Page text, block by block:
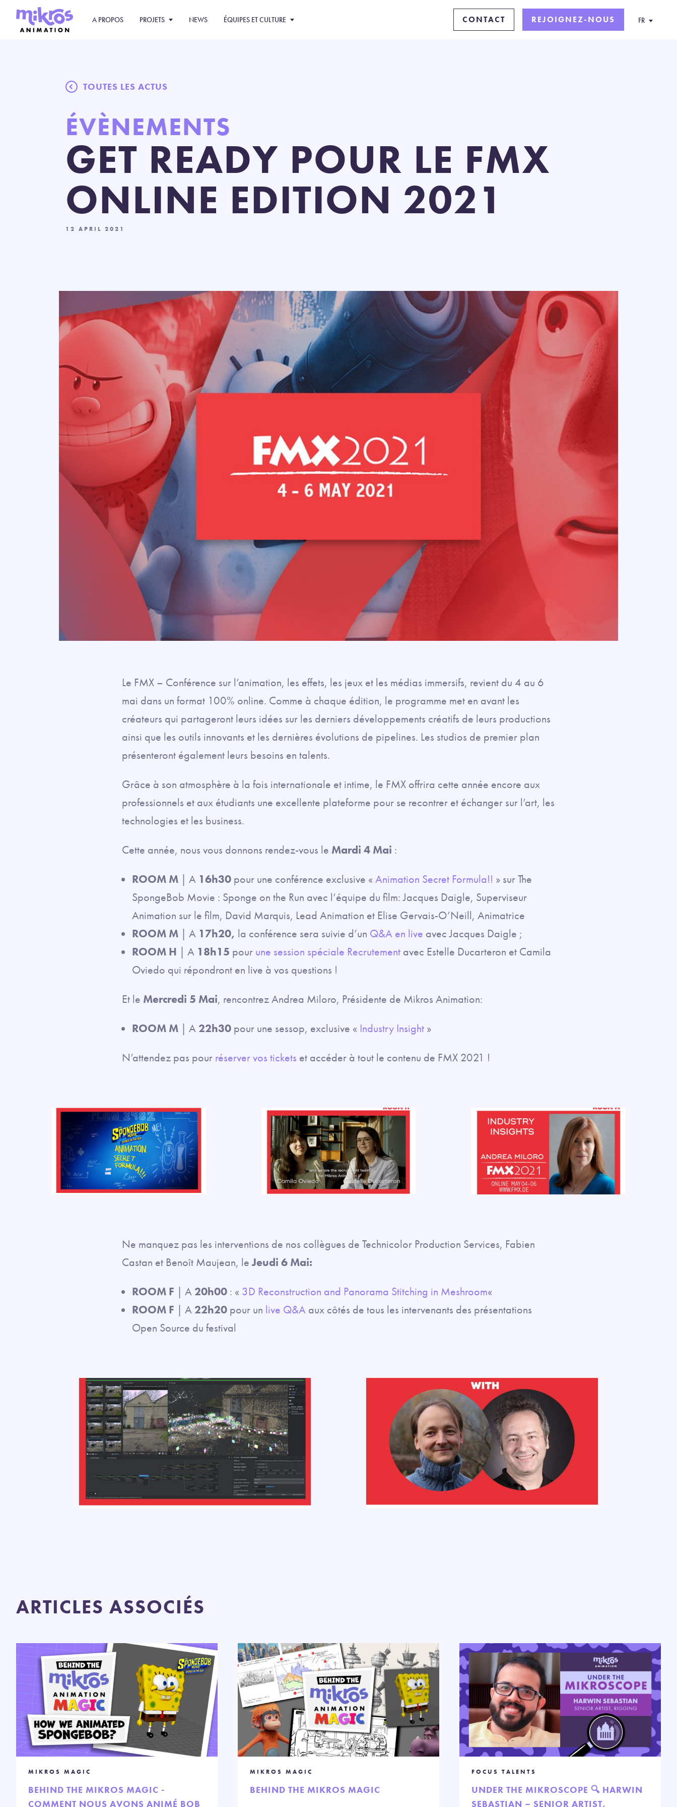
A PROPOS PROJETS NEWS ÉQUIPES ET CULTURE CONTACT REJOIGNEZ-NOUS FR
TOUTES LES ACTUS
ÉVÈNEMENTS
GET READY POUR LE FMX
ONLINE EDITION 2021
12 APRIL 2021
Le FMX – Conférence sur l’animation, les effets, les jeux et les médias immersifs, revient du 4 au 6
mai dans un format 100% online. Comme à chaque édition, le programme met en avant les
créateurs qui partageront leurs idées sur les derniers développements créatifs de leurs productions
ainsi que les outils innovants et les dernières évolutions de pipelines. Les studios de premier plan
présenteront également leurs besoins en talents.
Grâce à son atmosphère à la fois internationale et intime, le FMX offrira cette année encore aux
professionnels et aux étudiants une excellente plateforme pour se recontrer et échanger sur l’art, les
technologies et les business.
Cette année, nous vous donnons rendez-vous le Mardi 4 Mai :
ROOM M | A 16h30 pour une conférence exclusive « Animation Secret Formula!! » sur The
SpongeBob Movie : Sponge on the Run avec l’équipe du film: Jacques Daigle, Superviseur
Animation sur le film, David Marquis, Lead Animation et Elise Gervais-O’Neill, Animatrice
ROOM M | A 17h20, la conférence sera suivie d’un Q&A en live avec Jacques Daigle ;
ROOM H | A 18h15 pour une session spéciale Recrutement avec Estelle Ducarteron et Camila
Oviedo qui répondront en live à vos questions !
Et le Mercredi 5 Mai, rencontrez Andrea Miloro, Présidente de Mikros Animation:
ROOM M | A 22h30 pour une sessop, exclusive « Industry Insight »
N’attendez pas pour réserver vos tickets et accéder à tout le contenu de FMX 2021 !
Ne manquez pas les interventions de nos collègues de Technicolor Production Services, Fabien
Castan et Benoît Maujean, leJeudi 6 Mai:
ROOM F | A 20h00 : « 3D Reconstruction and Panorama Stitching in Meshroom«
ROOM F | A 22h20 pour un live Q&A aux côtés de tous les intervenants des présentations
Open Source du festival
ARTICLES ASSOCIÉS
MIKROS MAGIC
BEHIND THE MIKROS MAGIC -
COMMENT NOUS AVONS ANIMÉ BOB
MIKROS MAGIC
BEHIND THE MIKROS MAGIC
FOCUS TALENTS
UNDER THE MIKROSCOPE 🔍 HARWIN
SEBASTIAN – SENIOR ARTIST,